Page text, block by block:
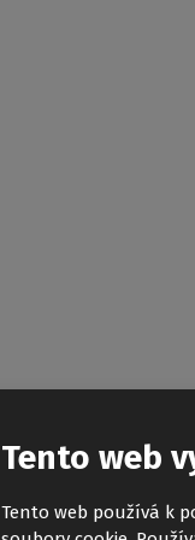
Tento web
Tento web používá k